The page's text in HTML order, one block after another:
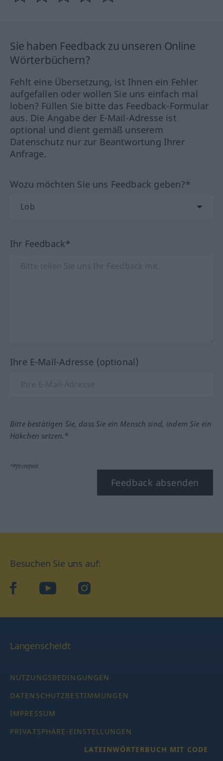
Sie haben Feedback zu unseren Online
Wörterbüchern?
Fehlt eine Übersetzung, ist Ihnen ein Fehler
aufgefallen oder wollen Sie uns einfach mal
loben? Füllen Sie bitte das Feedback-Formular
aus. Die Angabe der E-Mail-Adresse ist
optional und dient gemäß unserem
Datenschutz nur zur Beantwortung Ihrer
Anfrage.
Wozu möchten Sie uns Feedback geben?*
Ihr Feedback*
Ihre E-Mail-Adresse (optional)
Bitte bestätigen Sie, dass Sie ein Mensch sind, indem Sie ein
Häkchen setzen.*
*Pflichtfeld
Feedback absenden
Besuchen Sie uns auf:
facebook YouTube Instagram
Langenscheidt
NUTZUNGSBEDINGUNGEN
DATENSCHUTZBESTIMMUNGEN
IMPRESSUM
PRIVATSPHÄRE-EINSTELLUNGEN
LATEINWÖRTERBUCH MIT CODE